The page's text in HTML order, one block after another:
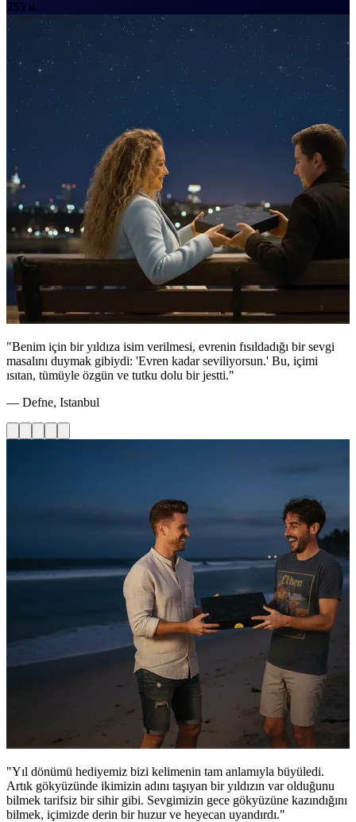
25Yıl
"Benim için bir yıldıza isim verilmesi, evrenin fısıldadığı bir sevgi
masalını duymak gibiydi: 'Evren kadar seviliyorsun.' Bu, içimi
ısıtan, tümüyle özgün ve tutku dolu bir jestti."
— Defne, Istanbul
"Yıl dönümü hediyemiz bizi kelimenin tam anlamıyla büyüledi.
Artık gökyüzünde ikimizin adını taşıyan bir yıldızın var olduğunu
bilmek tarifsiz bir sihir gibi. Sevgimizin gece gökyüzüne kazındığını
bilmek, içimizde derin bir huzur ve heyecan uyandırdı."